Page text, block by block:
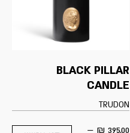
BLACK PILLAR
CANDLE
TRUDON
395.00
₪
–